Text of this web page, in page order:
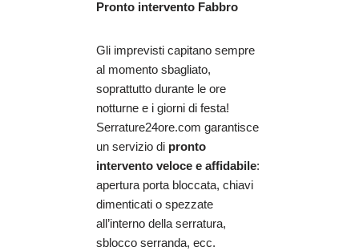
Pronto intervento Fabbro
Gli imprevisti capitano sempre
al momento sbagliato,
soprattutto durante le ore
notturne e i giorni di festa!
Serrature24ore.com garantisce
un servizio di pronto
intervento veloce e affidabile:
apertura porta bloccata, chiavi
dimenticati o spezzate
all’interno della serratura,
sblocco serranda, ecc.